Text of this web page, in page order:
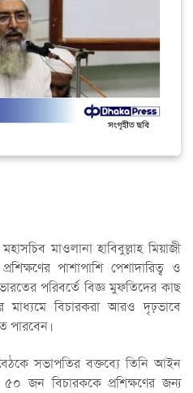
মাওলানা হাবিবুল্লাহ মিয়াজী
পাশাপাশি পেশাদারিত্ব ও
পরিবর্তে বিজ্ঞ মুফতিদের কাছ
মাধ্যমে বিচারকরা আরও দৃঢ়ভাবে
পারবেন।
সভাপতির বক্তব্যে তিনি আইন
৫০ জন বিচারককে প্রশিক্ষণের জন্য